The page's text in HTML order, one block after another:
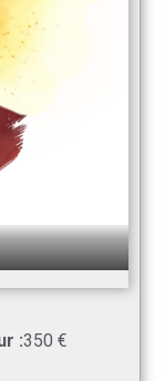
:350 €